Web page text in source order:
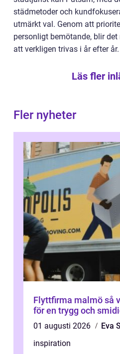
städmetoder och
utmärkt val. Genom att
personligt bemötande, blir
att verkligen trivas i år efter år.
Läs fler
Fler nyheter
Flyttfirma malmö så väljer du rätt hjälp
för en trygg och
01 augusti 2026
Eva
inspiration